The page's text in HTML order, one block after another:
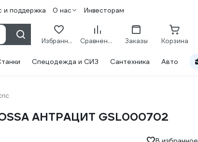
и поддержка О нас Инвесторам
Избранное Сравнение Заказы Корзина
Спецодежда и СИЗ Сантехника Авто
АНТРАЦИТ GSL000702